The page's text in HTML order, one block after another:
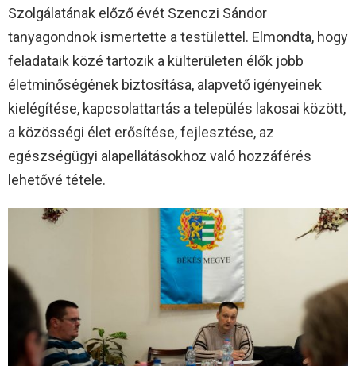
Szolgálatának előző évét Szenczi Sándor
tanyagondnok ismertette a testülettel. Elmondta, hogy
feladataik közé tartozik a külterületen élők jobb
életminőségének biztosítása, alapvető igényeinek
kielégítése, kapcsolattartás a település lakosai között,
a közösségi élet erősítése, fejlesztése, az
egészségügyi alapellátásokhoz való hozzáférés
lehetővé tétele.